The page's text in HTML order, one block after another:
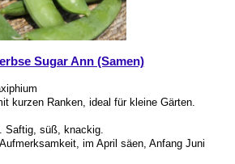
Sugar Ann (Samen)
kurzen Ranken, ideal für kleine Gärten.
Saftig, süß, knackig.
im April säen, Anfang Juni